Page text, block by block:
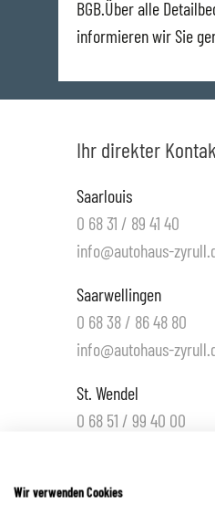
BGB.Über alle
informieren wir Sie
Ihr direkter
Saarlouis
0 68 31 / 89 41 40
info@autohaus-
Saarwellingen
0 68 38 / 86 48 80
info@autohaus-
St. Wendel
0 68 51 / 99 40 00
Hüttigweiler
Wir verwenden Cookies